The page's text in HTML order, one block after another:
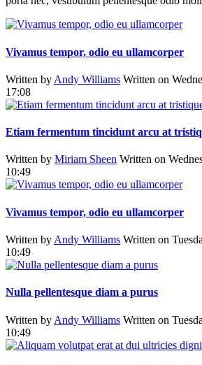
Vivamus tempor, odio eu ullamcorper
Written by Andy Williams Written on
17:08
Etiam fermentum tincidunt arcu at
Written by Miriam Sheen Written on
10:49
Vivamus tempor, odio eu ullamcorper
Written by Andy Williams Written on
10:49
Nulla pellentesque diam a purus
Written by Andy Williams Written on
10:49